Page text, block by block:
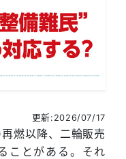
更新:2026/07/17
燃以降、二輪販売
ことがある。それ